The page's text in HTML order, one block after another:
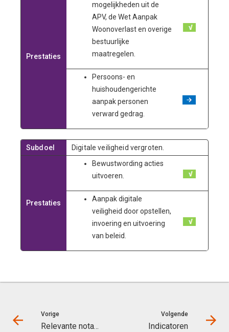
Prestaties
mogelijkheden uit de
APV, de Wet Aanpak
Woonoverlast en overige
bestuurlijke
maatregelen.
Persoons- en
huishoudengerichte
aanpak personen
verward gedrag.
Subdoel Digitale veiligheid vergroten.
Prestaties
Bewustwording acties
uitvoeren.
Aanpak digitale
veiligheid door opstellen,
invoering en uitvoering
van beleid.
Vorige
Relevante nota's en lokale regelgeving
Volgende
Indicatoren